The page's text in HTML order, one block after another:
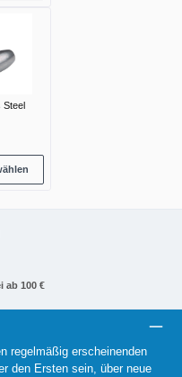
Steel
ab 100 €
regelmäßig erscheinenden
den Ersten sein, über neue